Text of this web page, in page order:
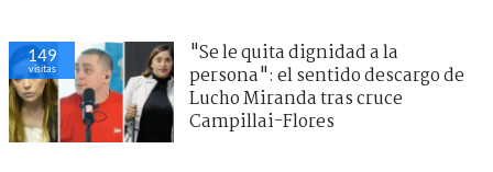
149
visitas
"Se le quita dignidad a la
persona": el sentido descargo de
Lucho Miranda tras cruce
Campillai-Flores